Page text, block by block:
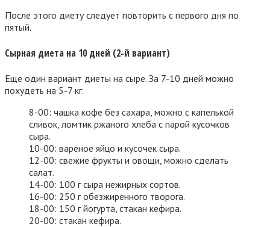
После этого диету следует повторить с первого дня по
пятый.
Сырная диета на 10 дней (2-й вариант)
Еще один вариант диеты на сыре. За 7-10 дней можно
похудеть на 5-7 кг.
8-00: чашка кофе без сахара, можно с капелькой
сливок, ломтик ржаного хлеба с парой кусочков
сыра.
10-00: вареное яйцо и кусочек сыра.
12-00: свежие фрукты и овощи, можно сделать
салат.
14-00: 100 г сыра нежирных сортов.
16-00: 250 г обезжиренного творога.
18-00: 150 г йогурта, стакан кефира.
20-00: стакан кефира.